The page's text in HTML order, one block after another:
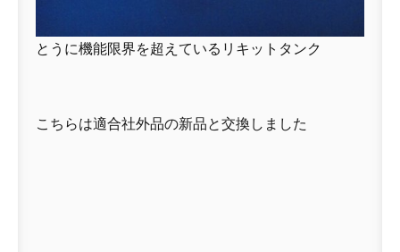
とうに機能限界を超えているリキットタンク
こちらは適合社外品の新品と交換しました